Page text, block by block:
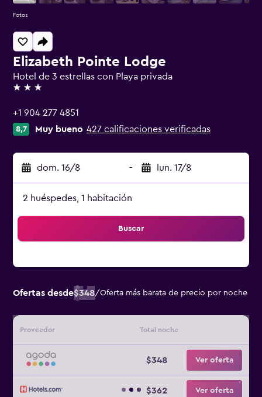
Elizabeth Pointe Lodge
Hotel de 3 estrellas con Playa privada
3 estrellas
+1 904 277 4851
8,7 Muy bueno 427 calificaciones verificadas
dom. 16/8 - lun. 17/8
2 huéspedes, 1 habitación
Buscar
Ofertas desde$348/Oferta más barata de precio por noche
Proveedor Total noche
$348 Ver oferta
$362 Ver oferta
Fotos